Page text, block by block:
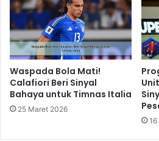
Waspada Bola Mati!
Calafiori Beri Sinyal
Bahaya untuk Timnas Italia
25 Maret 2026